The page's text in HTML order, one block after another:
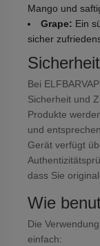
Mango und
Grape: Ein
sicher
Bei
Sicherheit und
Produkte
und
Gerät verfügt
dass Sie
Wie
Die
einfach: